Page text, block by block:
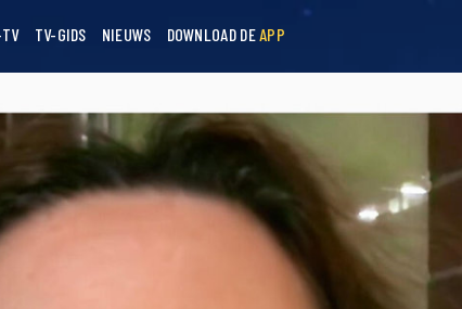
TV-GIDS NIEUWS DOWNLOAD DEAPP